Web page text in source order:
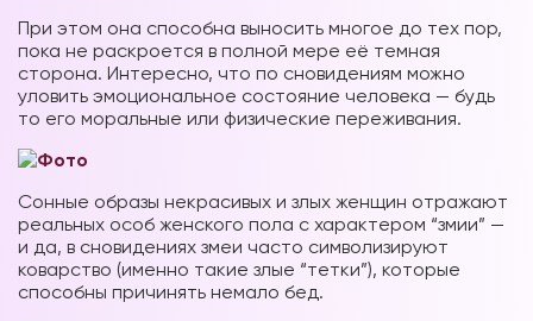
При этом она способна выносить многое до тех пор,
пока не раскроется в полной мере её темная
сторона. Интересно, что по сновидениям можно
уловить эмоциональное состояние человека — будь
то его моральные или физические переживания.
Сонные образы некрасивых и злых женщин отражают
реальных особ женского пола с характером “змии” —
и да, в сновидениях змеи часто символизируют
коварство (именно такие злые “тетки”), которые
способны причинять немало бед.